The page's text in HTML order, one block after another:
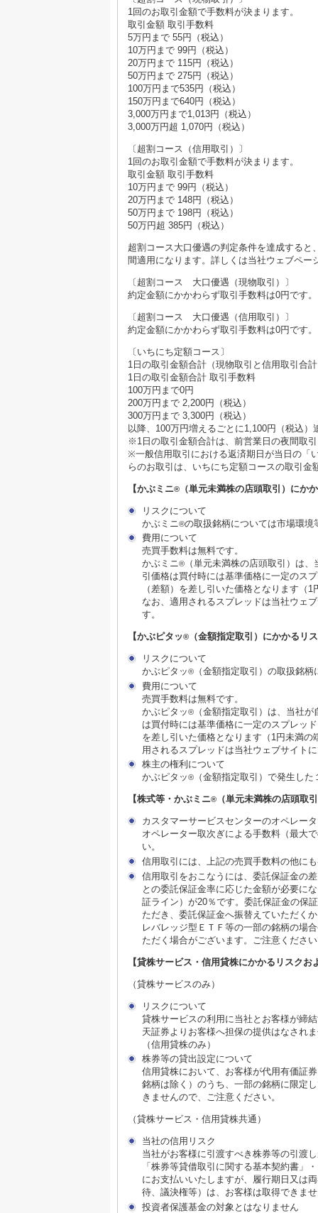
1回のお取引金額で手数料が決まります。
取引金額 取引手数料
5万円まで 55円（税込）
10万円まで 99円（税込）
20万円まで 115円（税込）
50万円まで 275円（税込）
100万円まで535円（税込）
150万円まで640円（税込）
3,000万円まで1,013円（税込）
3,000万円超 1,070円（税込）
〔超割コース（信用取引）〕
1回のお取引金額で手数料が決まります。
取引金額 取引手数料
10万円まで 99円（税込）
20万円まで 148円（税込）
50万円まで 198円（税込）
50万円超 385円（税込）
超割コース大口優遇の判定条件を達成する
間適用になります。詳しくは当社ウェブペー
〔超割コース 大口優遇（現物取引）〕
約定金額にかかわらず取引手数料は0円です。
〔超割コース 大口優遇（信用取引）〕
約定金額にかかわらず取引手数料は0円です。
〔いちにち定額コース〕
1日の取引金額合計（現物取引と信用取引合
1日の取引金額合計 取引手数料
100万円まで0円
200万円まで 2,200円（税込）
300万円まで 3,300円（税込）
以降、100万円増えるごとに1,100円（税込）
※1日の取引金額合計は、前営業日の夜間取
※一般信用取引における返済期日が当日の「
らのお取引は、いちにち定額コースの取引金
【かぶミニ® （単元未満株の店頭取引）にか
リスクについて
かぶミニ ®の取扱銘柄については市場環
費用について
売買手数料は無料です。
かぶミニ®
（単元未満株の店頭取引）は
引価格は買付時には基準価格に一定のス
（差額）を差し引いた価格となります（
なお、適用されるスプレッドは当社ウェ
す。
【かぶピタッ® （金額指定取引）にかかるリ
リスクについて
かぶピタッ®
（金額指定取引）の取扱銘
費用について
売買手数料は無料です。
かぶピタッ®
（金額指定取引）は、当社
は買付時には基準価格に一定のスプレッ
を差し引いた価格となります（1円未満
用されるスプレッドは当社ウェブサイト
株主の権利について
かぶピタッ® （金額指定取引）で発生し
【株式等・かぶミニ® （単元未満株の店頭取
カスタマーサービスセンターのオペレー
オペレーター取次ぎによる手数料（最大
い。
信用取引には、上記の売買手数料の他に
信用取引をおこなうには、委託保証金の
との委託保証金率に応じた金額が必要に
証ライン）が20％です。委託保証金の保
ただき、委託保証金へ振替えていただく
レバレッジ型ＥＴＦ等の一部の銘柄の場
ただく場合がございます。ご注意くださ
【貸株サービス・信用貸株にかかるリスクお
（貸株サービスのみ）
リスクについて
貸株サービスの利用に当社とお客様が締
天証券よりお客様へ担保の提供はなされ
（信用貸株のみ）
株券等の貸出設定について
信用貸株において、お客様が代用有価証
銘柄は除く）のうち、一部の銘柄に限定
きませんので、ご注意ください。
（貸株サービス・信用貸株共通）
当社の信用リスク
当社がお客様に引渡すべき株券等の引渡
「株券等貸借取引に関する基本契約書」
にお支払いいたしますが、履行期日又は
待、議決権等）は、お客様は取得できま
投資者保護基金の対象とはなりません